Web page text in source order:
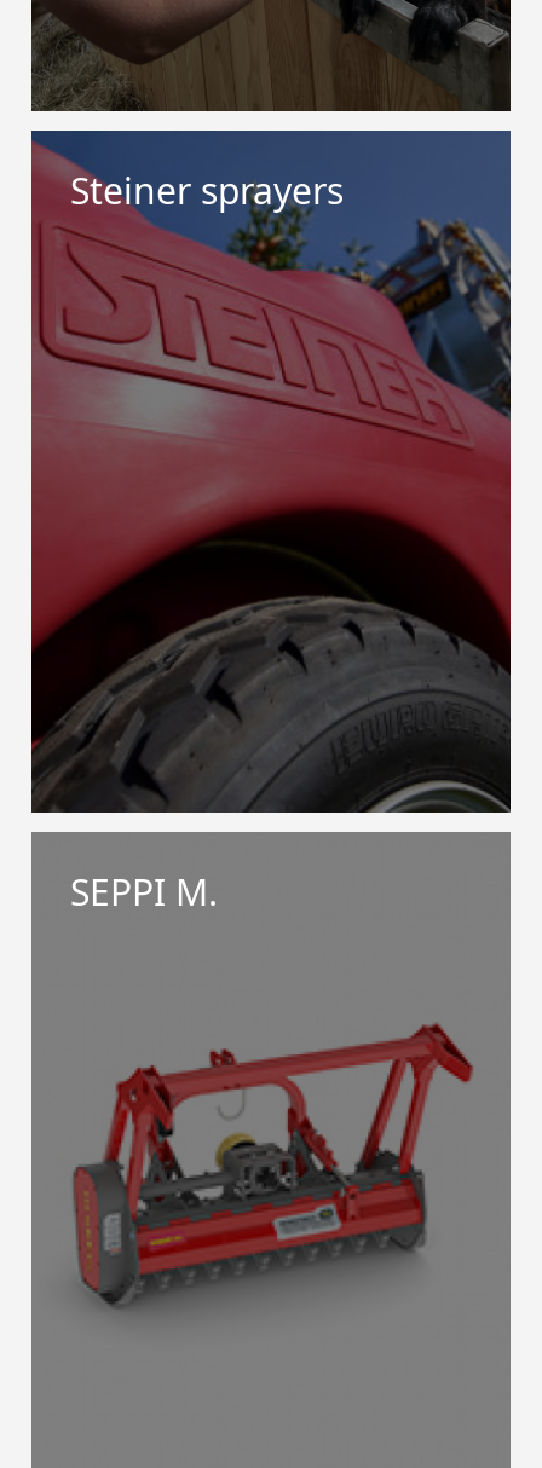
Steiner sprayers
SEPPI M.